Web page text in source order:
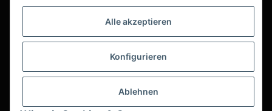
Alle akzeptieren
Konfigurieren
Ablehnen
Asiatika, Gastraum-Dekorationen, Tischgedeck, Servietten,
weltweit um Ihnen das perfekte Produkt zum optimalen Preis
Seit über 20 Jahren sind wir für Sie im Einsatz!